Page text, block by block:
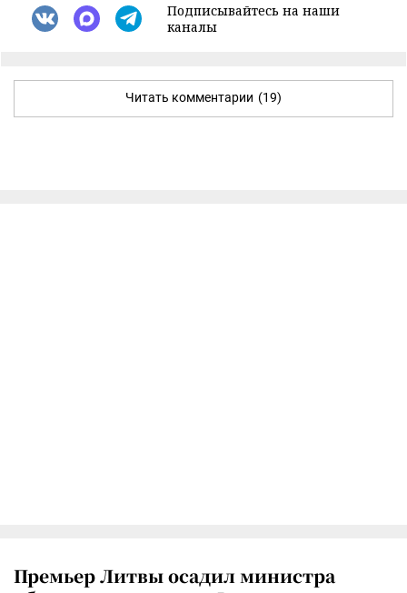
Подписывайтесь на наши
каналы
Читать комментарии (19)
Премьер Литвы осадил министра